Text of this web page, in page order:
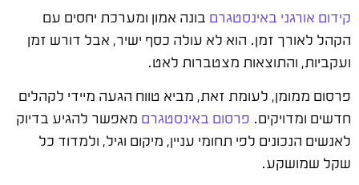
קידום אורגני באינסטגרם בונה אמון ומערכת יחסים עם
הקהל לאורך זמן. הוא לא עולה כסף ישיר, אבל דורש זמן
ועקביות, והתוצאות מצטברות לאט.
פרסום ממומן, לעומת זאת, מביא טווח הגעה מיידי לקהלים
חדשים ומדויקים. פרסום באינסטגרם מאפשר להגיע בדיוק
לאנשים הנכונים לפי תחומי עניין, מיקום וגיל, ולמדוד כל
שקל שמושקע.